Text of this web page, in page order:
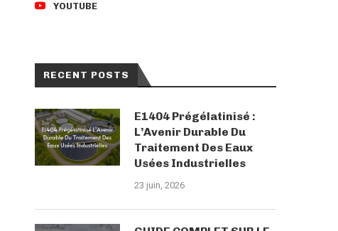
YOUTUBE
RECENT POSTS
E1404 Prégélatinisé :
L’Avenir Durable Du
Traitement Des Eaux
Usées Industrielles
23 juin, 2026